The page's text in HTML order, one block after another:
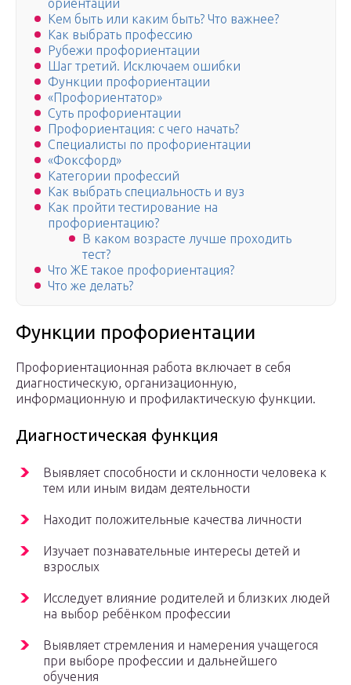
ориентации
Кем быть или каким быть? Что важнее?
Как выбрать профессию
Рубежи профориентации
Шаг третий. Исключаем ошибки
Функции профориентации
«Профориентатор»
Суть профориентации
Профориентация: с чего начать?
Специалисты по профориентации
«Фоксфорд»
Категории профессий
Как выбрать специальность и вуз
Как пройти тестирование на
профориентацию?
В каком возрасте лучше проходить
тест?
Что ЖЕ такое профориентация?
Что же делать?
Функции профориентации
Профориентационная работа включает в себя
диагностическую, организационную,
информационную и профилактическую функции.
Диагностическая функция
Выявляет способности и склонности человека к
тем или иным видам деятельности
Находит положительные качества личности
Изучает познавательные интересы детей и
взрослых
Исследует влияние родителей и близких людей
на выбор ребёнком профессии
Выявляет стремления и намерения учащегося
при выборе профессии и дальнейшего
обучения